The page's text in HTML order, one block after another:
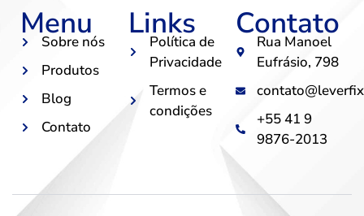
Menu
Sobre nós
Produtos
Blog
Contato
Links
Política de
Privacidade
Termos e
condições
Contato
Rua Manoel
Eufrásio, 798
+55 41 9
9876-2013